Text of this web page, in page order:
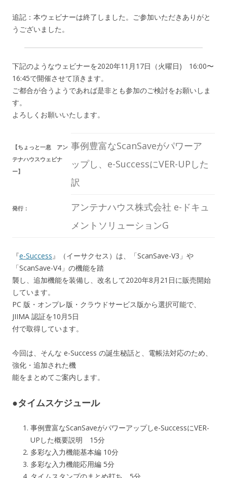
追記：本ウェビナーは終了しました。ご参加いただきありがと
うございました。
下記のようなウェビナーを2020年11月17日（火曜日) 16:00〜
16:45で開催させて頂きます。
ご都合が合うようであれば是非とも参加のご検討をお願いしま
す。
よろしくお願いいたします。
【ちょっと一息 アン
テナハウスウェビナ
ー】
事例豊富なScanSaveがパワーア
ップし、e-SuccessにVER-UPした
訳
発行：
アンテナハウス株式会社 e-ドキュ
メントソリューションG
『e-Success 』（イーサクセス）は、「ScanSave-V3」や
「ScanSave-V4」の機能を踏
襲し、追加機能を装備し、改名して2020年8月21日に販売開始
しています。
PC 版・オンプレ版・クラウドサービス版から選択可能で、
JIIMA 認証を10月5日
付で取得しています。
今回は、そんな e-Success の誕生秘話と、電帳法対応のため、
強化・追加された機
能をまとめてご案内します。
●タイムスケジュール
事例豊富なScanSaveがパワーアップしe-SuccessにVER-
UPした概要説明 15分
多彩な入力機能基本編 10分
多彩な入力機能応用編 5分
タイムスタンプのまとめ打ち 5分